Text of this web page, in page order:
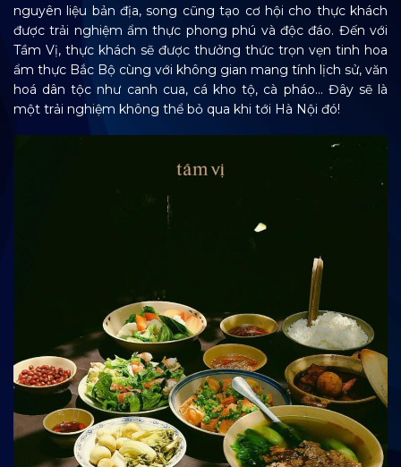
nguyên liệu bản địa, song cũng tạo cơ hội cho thực khách
được trải nghiệm ẩm thực phong phú và độc đáo. Đến với
Tầm Vị, thực khách sẽ được thưởng thức trọn vẹn tinh hoa
ẩm thực Bắc Bộ cùng với không gian mang tính lịch sử, văn
hoá dân tộc như canh cua, cá kho tộ, cà pháo… Đây sẽ là
một trải nghiệm không thể bỏ qua khi tới Hà Nội đó!